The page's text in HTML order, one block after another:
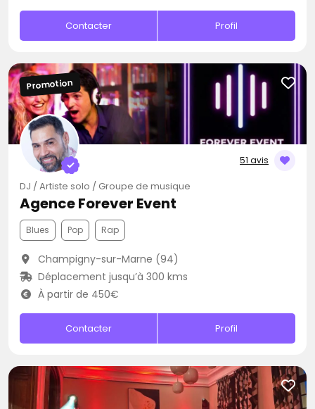
Contacter Profil
51 avis
Promotion
DJ / Artiste solo / Groupe de musique
Agence Forever Event
Blues Pop Rap
Champigny-sur-Marne (94)
Déplacement jusqu’à 300 kms
À partir de 450€
Contacter Profil